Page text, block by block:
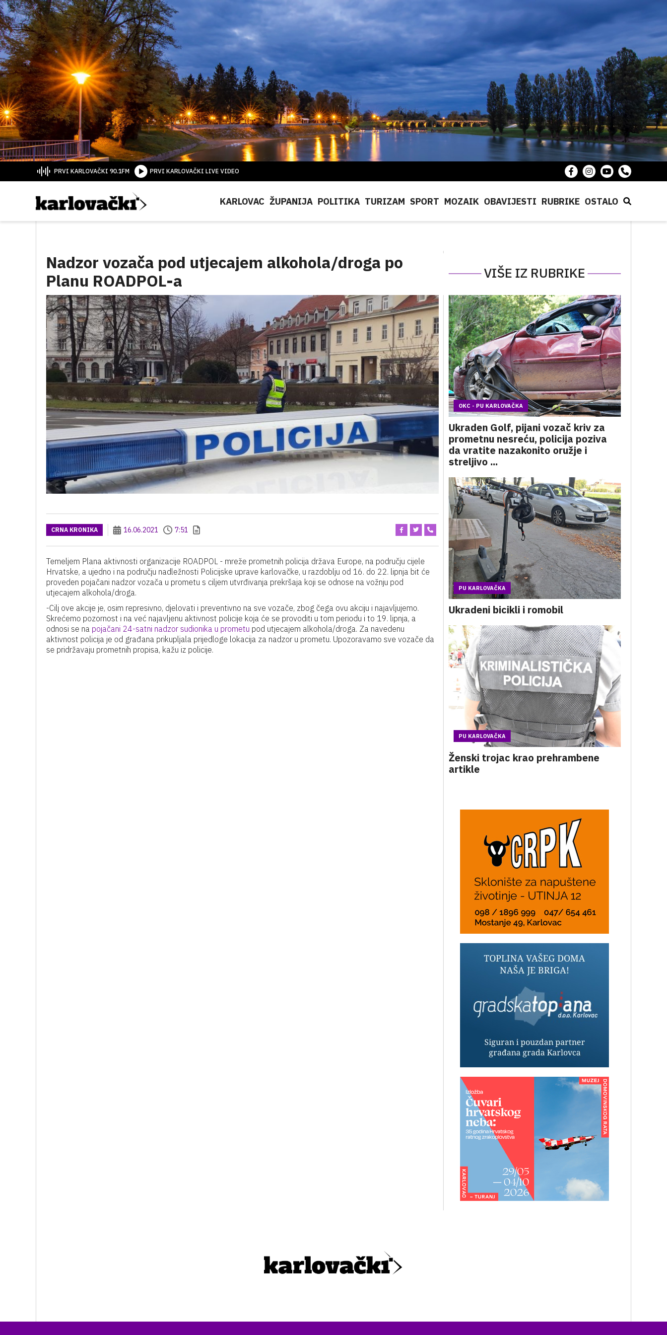
PRVI KARLOVAČKI 90.1FM PRVI KARLOVAČKI LIVE VIDEO
KARLOVAC ŽUPANIJA POLITIKA TURIZAM SPORT MOZAIK OBAVIJESTI RUBRIKE OSTALO
Nadzor vozača pod utjecajem alkohola/droga po
Planu ROADPOL-a
VIŠE IZ RUBRIKE
CRNA KRONIKA 16.06.2021 7:51
Temeljem Plana aktivnosti organizacije ROADPOL - mreže prometnih policija država Europe, na području cijele
Hrvatske, a ujedno i na području nadležnosti Policijske uprave karlovačke, u razdoblju od 16. do 22. lipnja bit će
proveden pojačani nadzor vozača u prometu s ciljem utvrđivanja prekršaja koji se odnose na vožnju pod
utjecajem alkohola/droga.
-Cilj ove akcije je, osim represivno, djelovati i preventivno na sve vozače, zbog čega ovu akciju i najavljujemo.
Skrećemo pozornost i na već najavljenu aktivnost policije koja će se provoditi u tom periodu i to 19. lipnja, a
odnosi se na pojačani 24-satni nadzor sudionika u prometu pod utjecajem alkohola/droga. Za navedenu
aktivnost policija je od građana prikupljala prijedloge lokacija za nadzor u prometu. Upozoravamo sve vozače da
se pridržavaju prometnih propisa, kažu iz policije.
OKC - PU KARLOVAČKA
Ukraden Golf, pijani vozač kriv za
prometnu nesreću, policija poziva
da vratite nazakonito oružje i
streljivo ...
PU KARLOVAČKA
Ukradeni bicikli i romobil
PU KARLOVAČKA
Ženski trojac krao prehrambene
artikle